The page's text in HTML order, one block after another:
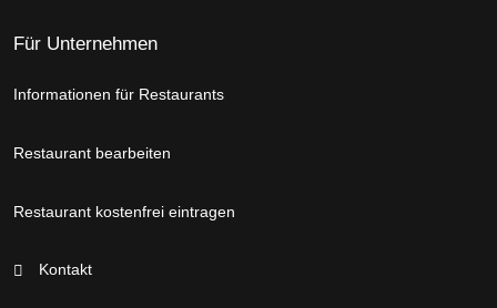
Für Unternehmen
Informationen für Restaurants
Restaurant bearbeiten
Restaurant kostenfrei eintragen
Kontakt